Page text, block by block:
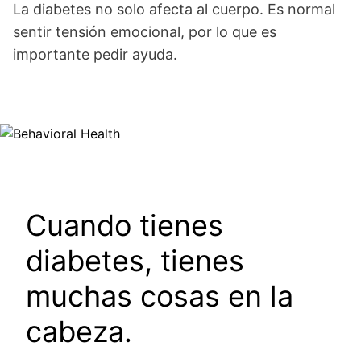
La diabetes no solo afecta al cuerpo. Es normal
sentir tensión emocional, por lo que es
importante pedir ayuda.
Image
Cuando tienes
diabetes, tienes
muchas cosas en la
cabeza.